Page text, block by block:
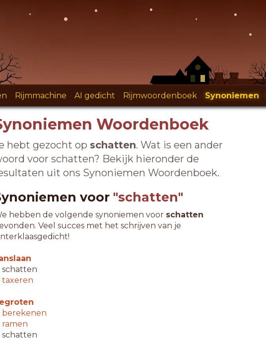
Rijmmachine AI gedicht Rijmwoordenboek Synoniemen
Woordenboek
hebt gezocht op schatten. Wat is een ander
voor schatten? Bekijk hieronder de
uit ons Synoniemen Woordenboek.
voor "schatten"
hebben de volgende synoniemen voor schatten
Veel succes met het schrijven van je
schatten
taxeren
berekenen
ramen
schatten